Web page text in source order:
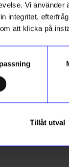
Vi
integritet,
att klicka på
Tillåt utval